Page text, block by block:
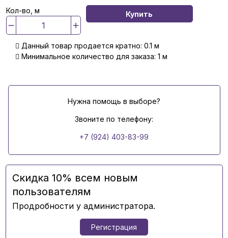
Кол-во, м Купить
Данный товар продается кратно: 0.1 м
Минимальное количество для заказа: 1 м
Нужна помощь в выборе?
Звоните по телефону:
+7 (924) 403-83-99
Скидка 10% всем новым
пользователям
Продробности у администратора.
Регистрация